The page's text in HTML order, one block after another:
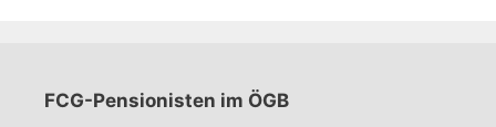
FCG-Pensionisten im ÖGB